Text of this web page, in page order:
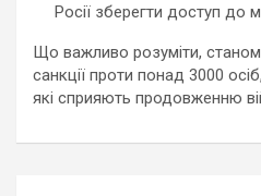
Росії зберегти доступ до
Що важливо розуміти,
санкції проти понад 3000
які сприяють продовженню